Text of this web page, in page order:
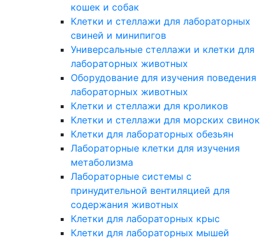
кошек и собак
Клетки и стеллажи для лабораторных
свиней и минипигов
Универсальные стеллажи и клетки для
лабораторных животных
Оборудование для изучения поведения
лабораторных животных
Клетки и стеллажи для кроликов
Клетки и стеллажи для морских свинок
Клетки для лабораторных обезьян
Лабораторные клетки для изучения
метаболизма
Лабораторные системы с
принудительной вентиляцией для
содержания животных
Клетки для лабораторных крыс
Клетки для лабораторных мышей